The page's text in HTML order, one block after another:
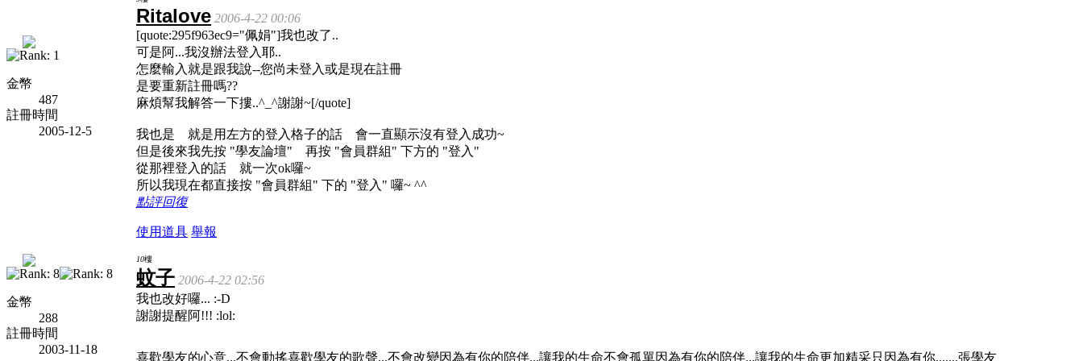
金幣
487
註冊時間
2005-12-5
Ritalove 2006-4-22 00:06
[quote:295f963ec9="佩娟"]我也改了..
可是阿...我沒辦法登入耶..
怎麼輸入就是跟我說--您尚未登入或是現在註冊
是要重新註冊嗎??
麻煩幫我解答一下摟..^_^謝謝~[/quote]
我也是 就是用左方的登入格子的話 會一直顯示沒有登入成功~
但是後來我先按 "學友論壇" 再按 "會員群組" 下方的 "登入"
從那裡登入的話 就一次ok囉~
所以我現在都直接按 "會員群組" 下的 "登入" 囉~ ^^
點評回復
使用道具 舉報
金幣
288
註冊時間
2003-11-18
10樓
蚊子 2006-4-22 02:56
我也改好囉... :-D
謝謝提醒阿!!! :lol:
喜歡學友的心意...不會動搖喜歡學友的歌聲...不會改變因為有你的陪伴...讓我的生命不會孤單因為有你的陪伴...讓我的生命更加精采只因為有你.......張學友